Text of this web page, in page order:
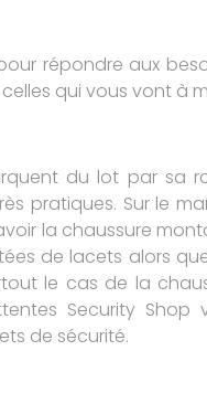
répondre aux
qui vous vont à
du lot par sa
pratiques. Sur le
la chaussure
de lacets alors
le cas de la
Security
de sécurité.